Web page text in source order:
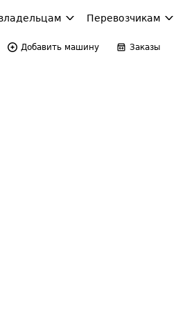
Перевозчикам
Добавить машину Заказы